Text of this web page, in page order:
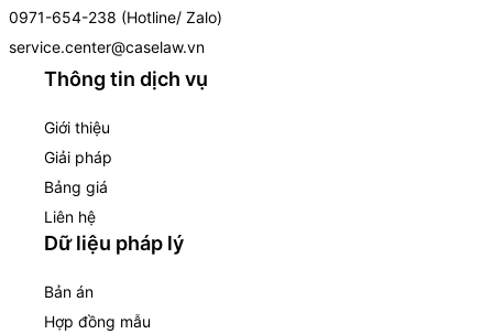
0971-654-238 (Hotline/ Zalo)
service.center@caselaw.vn
Thông tin dịch vụ
Giới thiệu
Giải pháp
Bảng giá
Liên hệ
Dữ liệu pháp lý
Bản án
Hợp đồng mẫu